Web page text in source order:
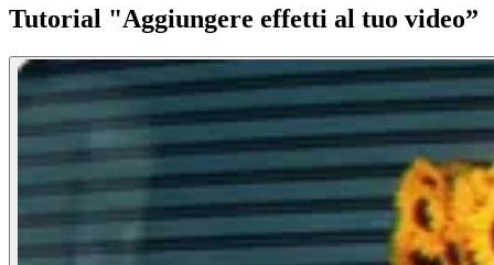
Tutorial "Aggiungere effetti al tuo video”